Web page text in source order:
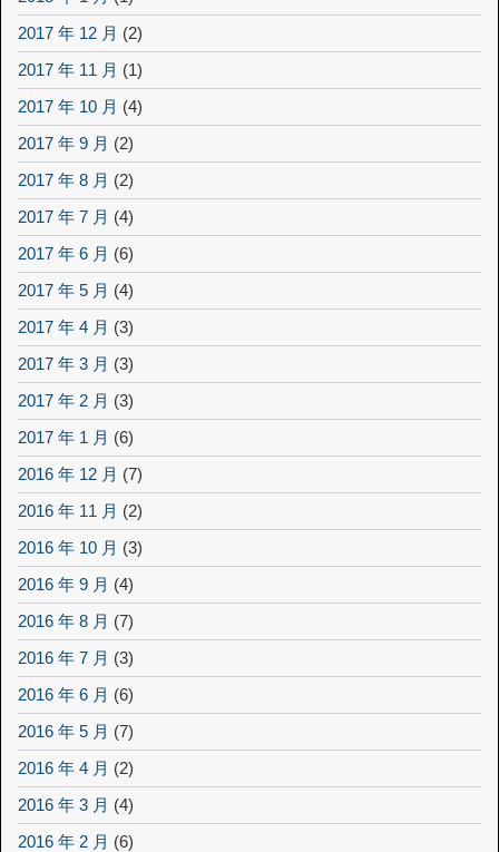
2017 年 12 月 (2)
2017 年 11 月 (1)
2017 年 10 月 (4)
2017 年 9 月 (2)
2017 年 8 月 (2)
2017 年 7 月 (4)
2017 年 6 月 (6)
2017 年 5 月 (4)
2017 年 4 月 (3)
2017 年 3 月 (3)
2017 年 2 月 (3)
2017 年 1 月 (6)
2016 年 12 月 (7)
2016 年 11 月 (2)
2016 年 10 月 (3)
2016 年 9 月 (4)
2016 年 8 月 (7)
2016 年 7 月 (3)
2016 年 6 月 (6)
2016 年 5 月 (7)
2016 年 4 月 (2)
2016 年 3 月 (4)
2016 年 2 月 (6)